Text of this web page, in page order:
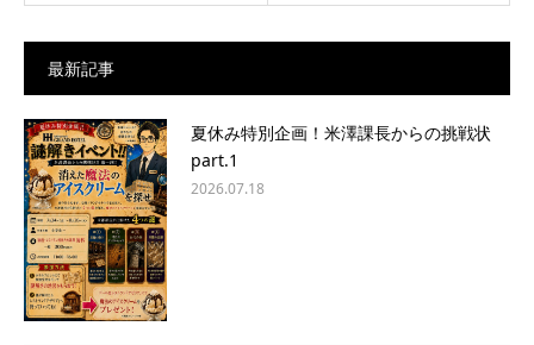
最新記事
夏休み特別企画！米澤課長からの挑戦状
part.1
2026.07.18